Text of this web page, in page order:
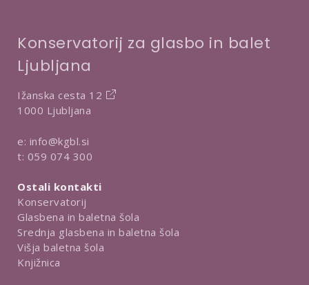
t
v
Konservatorij za glasbo in balet
Ljubljana
Ižanska cesta 12
1000 Ljubljana
e: info@kgbl.si
t: 059 074 300
Ostali kontakti
Konservatorij
Glasbena in baletna šola
Srednja glasbena in baletna šola
Višja baletna šola
Knjižnica